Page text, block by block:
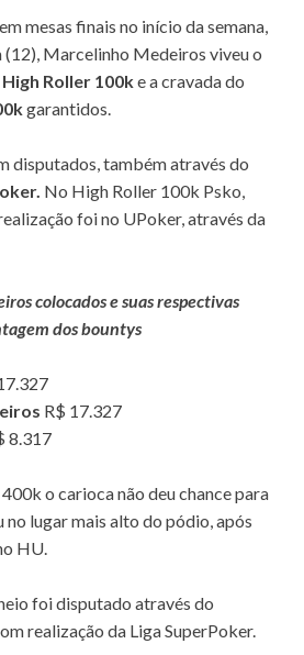
mesas finais no início da semana,
Marcelinho Medeiros viveu o
High Roller 100ke a cravada do
garantidos.
disputados, também através do
No High Roller 100k Psko,
foi no UPoker, através da
colocados e suas respectivas
dos bountys
R$ 17.327
8.317
o carioca não deu chance para
no lugar mais alto do pódio, após
HU.
foi disputado através do
realização da Liga SuperPoker.